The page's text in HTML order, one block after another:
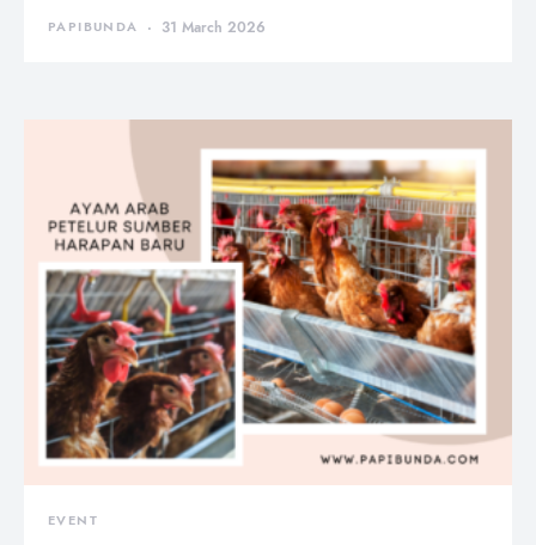
PAPIBUNDA 31 March 2026
EVENT